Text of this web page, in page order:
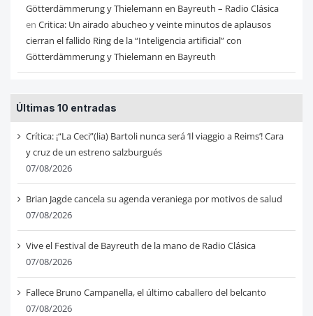
Götterdämmerung y Thielemann en Bayreuth – Radio Clásica
en Critica: Un airado abucheo y veinte minutos de aplausos
cierran el fallido Ring de la “Inteligencia artificial” con
Götterdämmerung y Thielemann en Bayreuth
Últimas 10 entradas
Crítica: ¡“La Ceci”(lia) Bartoli nunca será ‘Il viaggio a Reims’! Cara
y cruz de un estreno salzburgués
07/08/2026
Brian Jagde cancela su agenda veraniega por motivos de salud
07/08/2026
Vive el Festival de Bayreuth de la mano de Radio Clásica
07/08/2026
Fallece Bruno Campanella, el último caballero del belcanto
07/08/2026